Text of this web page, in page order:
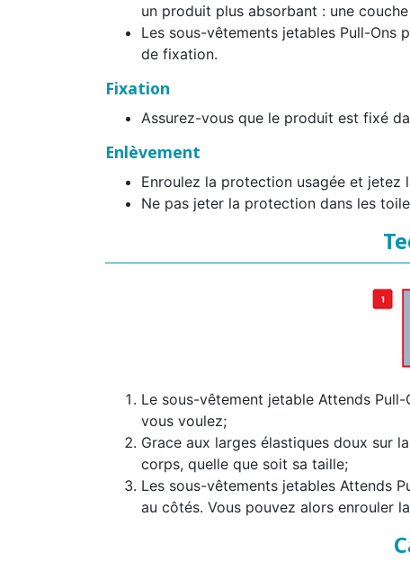
un produit plus absorbant : une
Les sous-vêtements jetables Pull-Ons
de fixation.
Fixation
Assurez-vous que le produit est fixé
Enlèvement
Enroulez la protection usagée et jetez
Ne pas jeter la protection dans les
Le sous-vêtement jetable Attends
vous voulez;
Grace aux larges élastiques doux sur
corps, quelle que soit sa taille;
Les sous-vêtements jetables Attends
au côtés. Vous pouvez alors enrouler